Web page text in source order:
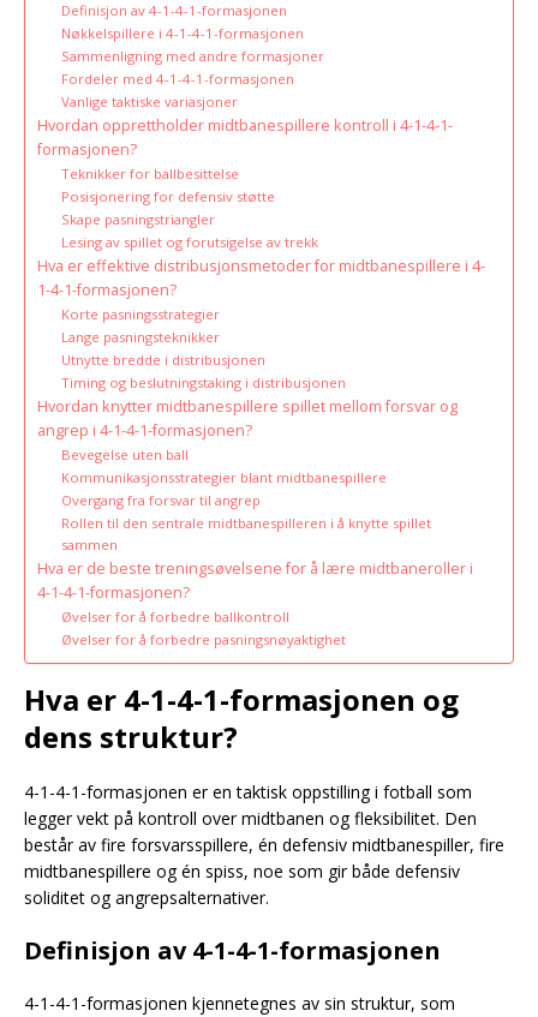
Definisjon av 4-1-4-1-formasjonen
Nøkkelspillere i 4-1-4-1-formasjonen
Sammenligning med andre formasjoner
Fordeler med 4-1-4-1-formasjonen
Vanlige taktiske variasjoner
Hvordan opprettholder midtbanespillere kontroll i 4-1-4-1-
formasjonen?
Teknikker for ballbesittelse
Posisjonering for defensiv støtte
Skape pasningstriangler
Lesing av spillet og forutsigelse av trekk
Hva er effektive distribusjonsmetoder for midtbanespillere i 4-
1-4-1-formasjonen?
Korte pasningsstrategier
Lange pasningsteknikker
Utnytte bredde i distribusjonen
Timing og beslutningstaking i distribusjonen
Hvordan knytter midtbanespillere spillet mellom forsvar og
angrep i 4-1-4-1-formasjonen?
Bevegelse uten ball
Kommunikasjonsstrategier blant midtbanespillere
Overgang fra forsvar til angrep
Rollen til den sentrale midtbanespilleren i å knytte spillet
sammen
Hva er de beste treningsøvelsene for å lære midtbaneroller i
4-1-4-1-formasjonen?
Øvelser for å forbedre ballkontroll
Øvelser for å forbedre pasningsnøyaktighet
Hva er 4-1-4-1-formasjonen og
dens struktur?
4-1-4-1-formasjonen er en taktisk oppstilling i fotball som
legger vekt på kontroll over midtbanen og fleksibilitet. Den
består av fire forsvarsspillere, én defensiv midtbanespiller, fire
midtbanespillere og én spiss, noe som gir både defensiv
soliditet og angrepsalternativer.
Definisjon av 4-1-4-1-formasjonen
4-1-4-1-formasjonen kjennetegnes av sin struktur, som